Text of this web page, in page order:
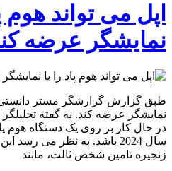
اپل می تواند هوم
نمایشگر عرضه
طبق گزارش گزارشگر مستر دانستی
نمایشگر عرضه کند. به گفته
در حال کار بر روی یک دستگاه هوم
سال 2024 باشد. به نظر می
زنجیره تامین شخص ثالث، مانند